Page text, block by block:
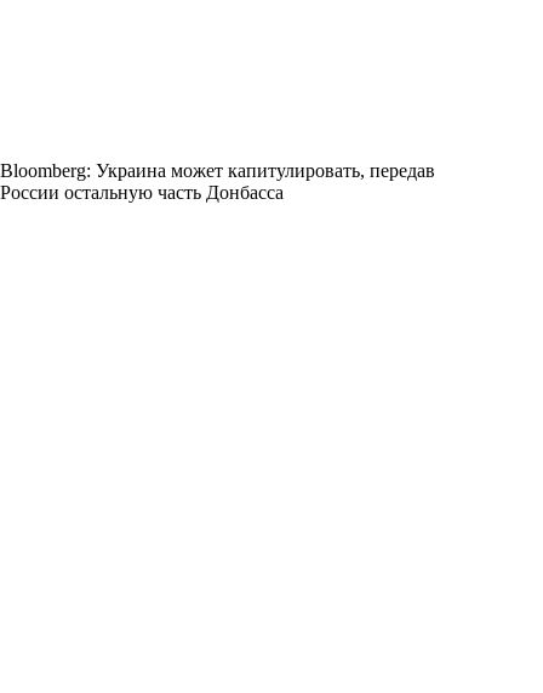
Bloomberg: Украина может капитулировать, передав
России остальную часть Донбасса